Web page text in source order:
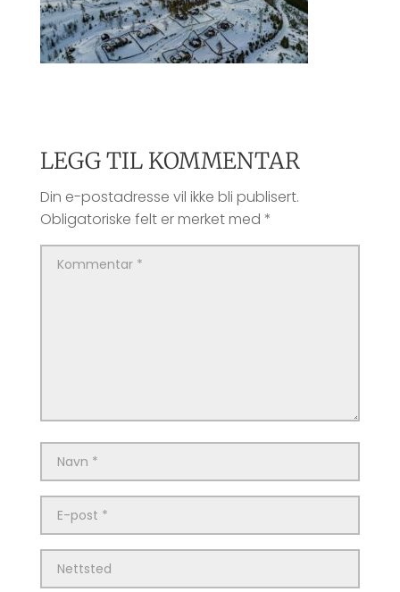
LEGG TIL KOMMENTAR
Din e-postadresse vil ikke bli publisert.
Obligatoriske felt er merket med *